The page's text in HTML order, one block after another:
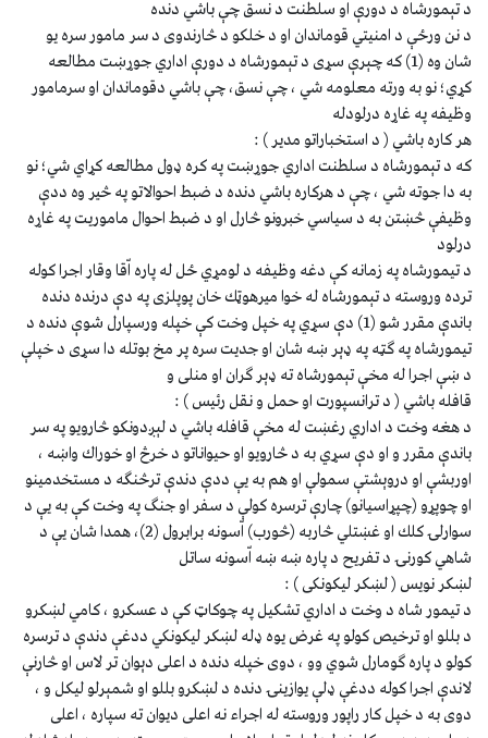
د تېمورشاه د دورې او سلطنت د نسق چې باشي دنده
د نن ورځې د امنيتي قوماندان او د خلكو د څارندوى د سر مامور سره يو
شان وه (1) كه چېرې سړى د تېمورشاه د دورې اداري جوړښت مطالعه
كړي؛ نو به ورته معلومه شي ، چې نسق، چې باشي دقوماندان او سرمامور
وظيفه په غاړه درلودله
هر كاره باشي ( د استخباراتو مدير ) :
كه د تېمورشاه د سلطنت اداري جوړښت په كره ډول مطالعه كړاي شي؛ نو
به دا جوته شي ، چې د هركاره باشي دنده د ضبط احوالاتو په څير وه ددې
وظيفې څښتن به د سياسي خبرونو څارل او د ضبط احوال ماموريت په غاړه
درلود
د تيمورشاه په زمانه كې دغه وظيفه د لومړي ځل له پاره اّقا وقار اجرا كوله
ترده وروسته د تېمورشاه له خوا ميرهوټك خان پوپلزى په دې درنده دنده
باندې مقرر شو (1) دې سړي په خپل وخت كې خپله ورسپارل شوې دنده د
تيمورشاه په ګټه په ډېر ښه شان او جديت سره پر مخ بوتله دا سړى د خپلې
د ښې اجرا له مخې تېمورشاه ته ډېر ګران او منلى و
قافله باشي ( د ترانسپورت او حمل و نقل رئيس ) :
د هغه وخت د اداري رغښت له مخې قافله باشي د لېږدونكو څارويو په سر
باندې مقرر و او دې سړي به د څارويو او حيواناتو د خرڅ او خوراك واښه ،
اوربشې او دروېشتې سمولې او هم به يې ددې دندې ترڅنګه د مستخدمينو
او چوپړو (چپړاسيانو) چارې ترسره كولې د سفر او جنګ په وخت كې به يې د
سوارلۍ كلك او غښتلي څاربه (څورب) اّسونه برابرول (2)، همدا شان يې د
شاهي كورنۍ د تفريح د پاره ښه ښه اّسونه ساتل
لښكر نويس ( لښكر ليكونكى ) :
د تيمور شاه د وخت د اداري تشكيل په چوكاټ كې د عسكرو ، كامي لښكرو
د بللو او ترخيص كولو په غرض يوه ډله لښكر ليكونكي ددغې دندې د ترسره
كولو د پاره ګومارل شوي وو ، دوى خپله دنده د اعلى دېوان تر لاس او څارنې
لاندې اجرا كوله ددغې ډلې يوازينۍ دنده د لښكرو بللو او شمېرلو ليكل و ،
دوى به د خپل كار راپور وروسته له اجراء نه اعلى ديوان ته سپاره ، اعلى